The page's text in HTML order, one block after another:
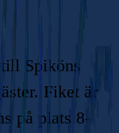
Spiköns
Fiket är
på plats 8-